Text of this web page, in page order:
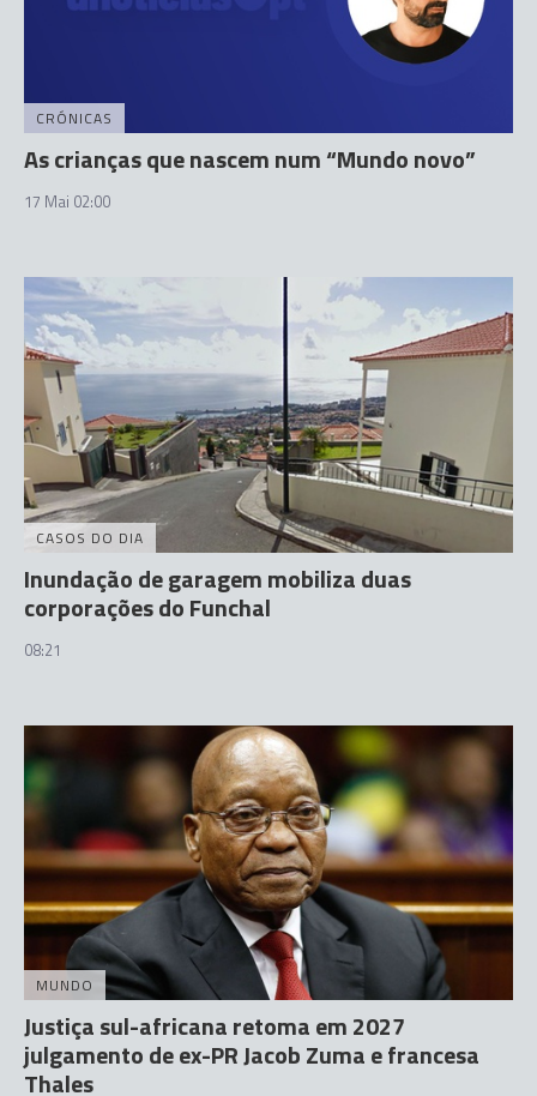
CRÓNICAS
As crianças que nascem num “Mundo novo”
17 Mai 02:00
CASOS DO DIA
Inundação de garagem mobiliza duas
corporações do Funchal
08:21
MUNDO
Justiça sul-africana retoma em 2027
julgamento de ex-PR Jacob Zuma e francesa
Thales